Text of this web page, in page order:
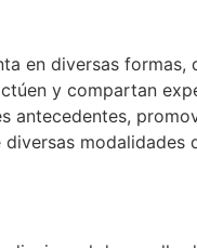
en diversas formas,
y compartan
antecedentes,
modalidades